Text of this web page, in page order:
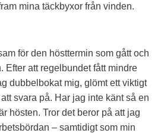
mina täckbyxor från vinden.
för den hösttermin som gått och
Efter att regelbundet fått mindre
dubbelbokat mig, glömt ett viktigt
svara på. Har jag inte känt så en
hösten. Tror det beror på att jag
– samtidigt som min